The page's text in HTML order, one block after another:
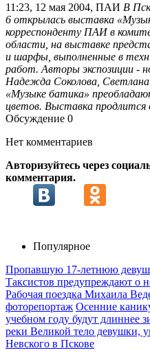
11:23, 12 мая 2004, ПАИ В
6 открылась выставка
корреспонденту ПАИ в
области, на выставке
и шарфы, выполненные в
работ. Авторы экспозиции -
Надежда Соколова,
«Музыке батика»
цветов. Выставка продлится
Обсуждение 0
Нет комментариев
Авторизуйтесь через
комментария.
Популярное
Пропавшую 17-летнюю
Таксистов предупреждают о
Рабочая поездка Михаила
фоторепортаж Осенние
учебном году будут длиннее
реки Великой тело девушки,
Невского в Пскове